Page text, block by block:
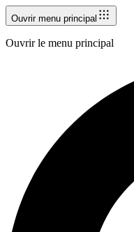
Ouvrir menu principal
Ouvrir le menu principal